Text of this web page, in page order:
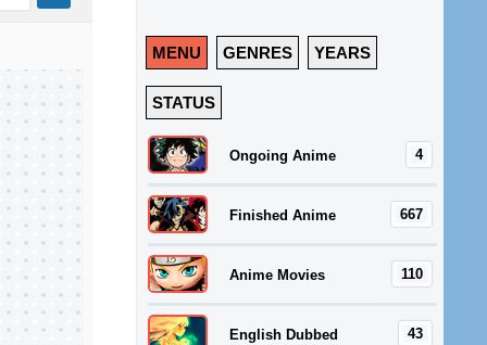
MENU GENRES YEARS
STATUS
4
Ongoing Anime
667
Finished Anime
110
Anime Movies
43
English Dubbed